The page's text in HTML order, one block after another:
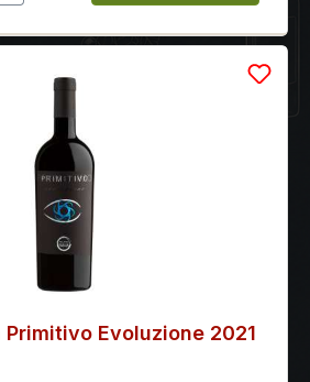
Primitivo Evoluzione 2021